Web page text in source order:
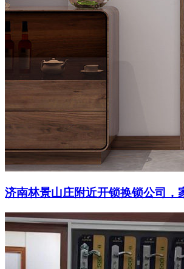
济南林景山庄附近开锁换锁公司